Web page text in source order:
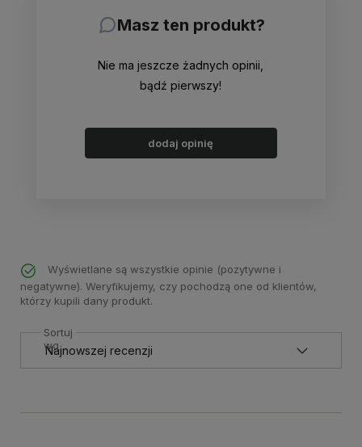
Masz ten produkt?
Nie ma jeszcze żadnych opinii,
bądź pierwszy!
dodaj opinię
Wyświetlane są wszystkie opinie (pozytywne i
negatywne). Weryfikujemy, czy pochodzą one od klientów,
którzy kupili dany produkt.
Sortuj
wg